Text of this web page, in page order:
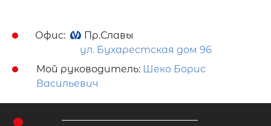
Офис:
Пр.Славы
ул. Бухарестская дом 96
Мой руководитель: Шеко Борис
Васильевич